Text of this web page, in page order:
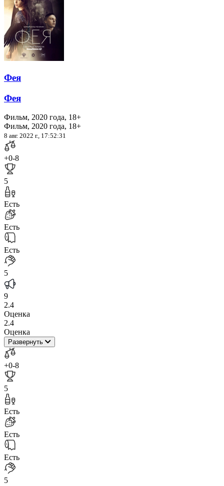
Фея
Фея
Фильм, 2020 года, 18+
Фильм, 2020 года, 18+
8 авг. 2022 г., 17:52:31
+0-8
5
Есть
Есть
Есть
5
9
2.4
Оценка
2.4
Оценка
Развернуть
+0-8
5
Есть
Есть
Есть
5